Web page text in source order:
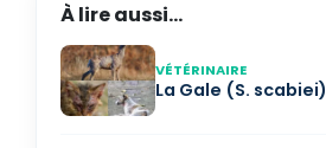
À lire aussi...
VÉTÉRINAIRE
La Gale (S. scabiei)